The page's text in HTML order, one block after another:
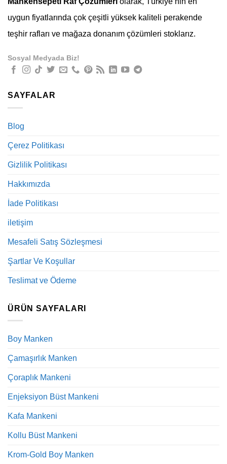
uygun fiyatlarında çok çeşitli yüksek kaliteli perakende
teşhir rafları ve mağaza donanım çözümleri stoklarız.
Sosyal Medyada Biz!
SAYFALAR
Blog
Çerez Politikası
Gizlilik Politikası
Hakkımızda
İade Politikası
iletişim
Mesafeli Satış Sözleşmesi
Şartlar Ve Koşullar
Teslimat ve Ödeme
ÜRÜN SAYFALARI
Boy Manken
Çamaşırlık Manken
Çoraplık Mankeni
Enjeksiyon Büst Mankeni
Kafa Mankeni
Kollu Büst Mankeni
Krom-Gold Boy Manken